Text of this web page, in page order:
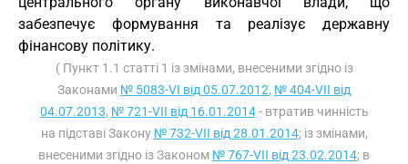
забезпечує формування та реалізує державну
фінансову політику.
( Пункт 1.1 статті 1 із змінами, внесеними згідно із
Законами № 5083-VI від 05.07.2012, № 404-VII від
04.07.2013, № 721-VII від 16.01.2014- втратив чинність
на підставі Закону № 732-VII від 28.01.2014; із змінами,
внесеними згідно із Законом № 767-VII від 23.02.2014; в